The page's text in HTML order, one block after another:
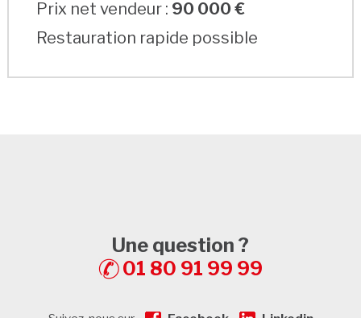
Prix net vendeur : 90 000 €
Restauration rapide possible
Une question ?
01 80 91 99 99